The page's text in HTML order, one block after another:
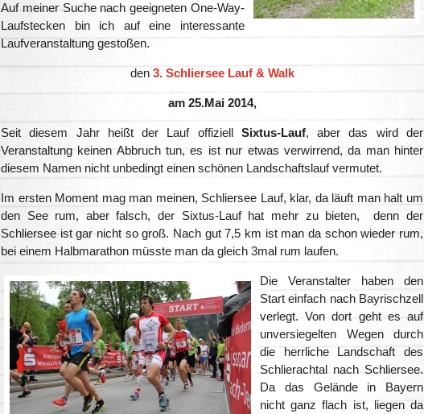
Auf meiner Suche nach geeigneten One-Way-
Laufstecken bin ich auf eine interessante
Laufveranstaltung gestoßen.
den 3. Schliersee Lauf & Walk
am 25.Mai 2014,
Seit diesem Jahr heißt der Lauf offiziell Sixtus-Lauf, aber das wird der
Veranstaltung keinen Abbruch tun, es ist nur etwas verwirrend, da man hinter
diesem Namen nicht unbedingt einen schönen Landschaftslauf vermutet.
Im ersten Moment mag man meinen, Schliersee Lauf, klar, da läuft man halt um
den See rum, aber falsch, der Sixtus-Lauf hat mehr zu bieten, denn der
Schliersee ist gar nicht so groß. Nach gut 7,5 km ist man da schon wieder rum,
bei einem Halbmarathon müsste man da gleich 3mal rum laufen.
Die Veranstalter haben den
Start einfach nach Bayrischzell
verlegt. Von dort geht es auf
unversiegelten Wegen durch
die herrliche Landschaft des
Schlierachtal nach Schliersee.
Da das Gelände in Bayern
nicht ganz flach ist, liegen da